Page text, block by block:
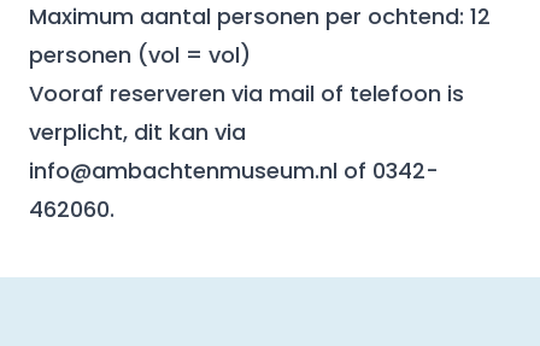
Maximum aantal personen per ochtend: 12
personen (vol = vol)
Vooraf reserveren via mail of telefoon is
verplicht, dit kan via
info@ambachtenmuseum.nl of 0342-
462060.